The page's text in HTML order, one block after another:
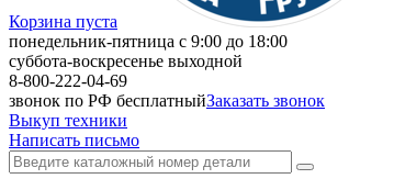
Корзина пуста
понедельник-пятница с 9:00 до 18:00
суббота-воскресенье выходной
8-800-222-04-69
звонок по РФ бесплатныйЗаказать звонок
Выкуп техники
Написать письмо